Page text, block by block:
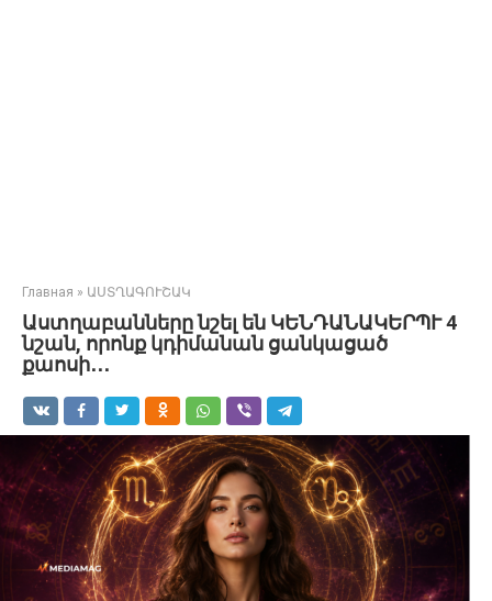
Главная » ԱՍՏՂԱԳՈՒՇԱԿ
Աստղաբանները նշել են ԿԵՆԴԱՆԱԿԵՐՊՒ 4
նշան, որոնք կդիմանան ցանկացած
քաոսի․․․